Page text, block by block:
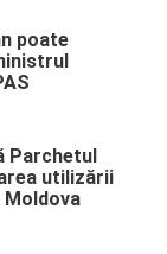
poate
Parchetul
utilizării
Moldova